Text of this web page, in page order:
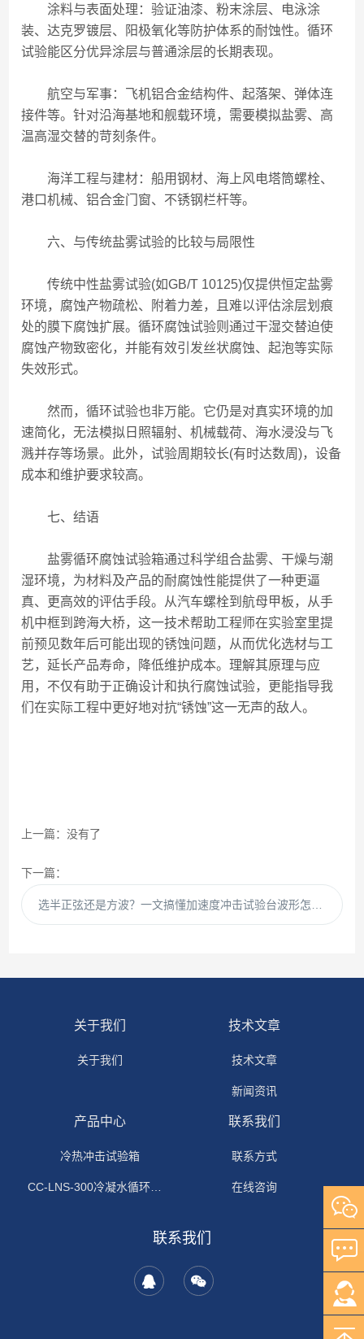
涂料与表面处理：验证油漆、粉末涂层、电泳涂
装、达克罗镀层、阳极氧化等防护体系的耐蚀性。循环
试验能区分优异涂层与普通涂层的长期表现。
航空与军事：飞机铝合金结构件、起落架、弹体连
接件等。针对沿海基地和舰载环境，需要模拟盐雾、高
温高湿交替的苛刻条件。
海洋工程与建材：船用钢材、海上风电塔筒螺栓、
港口机械、铝合金门窗、不锈钢栏杆等。
六、与传统盐雾试验的比较与局限性
传统中性盐雾试验(如GB/T 10125)仅提供恒定盐雾
环境，腐蚀产物疏松、附着力差，且难以评估涂层划痕
处的膜下腐蚀扩展。循环腐蚀试验则通过干湿交替迫使
腐蚀产物致密化，并能有效引发丝状腐蚀、起泡等实际
失效形式。
然而，循环试验也非万能。它仍是对真实环境的加
速简化，无法模拟日照辐射、机械载荷、海水浸没与飞
溅并存等场景。此外，试验周期较长(有时达数周)，设备
成本和维护要求较高。
七、结语
盐雾循环腐蚀试验箱通过科学组合盐雾、干燥与潮
湿环境，为材料及产品的耐腐蚀性能提供了一种更逼
真、更高效的评估手段。从汽车螺栓到航母甲板，从手
机中框到跨海大桥，这一技术帮助工程师在实验室里提
前预见数年后可能出现的锈蚀问题，从而优化选材与工
艺，延长产品寿命，降低维护成本。理解其原理与应
用，不仅有助于正确设计和执行腐蚀试验，更能指导我
们在实际工程中更好地对抗“锈蚀”这一无声的敌人。
上一篇：没有了
下一篇：
关于我们
关于我们
技术文章
技术文章
新闻资讯
产品中心
冷热冲击试验箱
CC-LNS-300冷凝水循环试验箱
联系我们
联系方式
在线咨询
联系我们